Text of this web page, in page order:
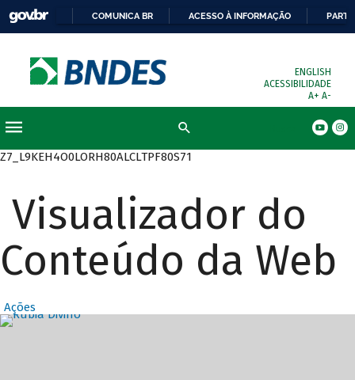
COMUNICA BR ACESSO À INFORMAÇÃO
ENGLISH
ACESSIBILIDADE
A+ A-
Z7_L9KEH4O0LORH80ALCLTPF80S71
Visualizador do
Conteúdo da Web
Ações
Destaques